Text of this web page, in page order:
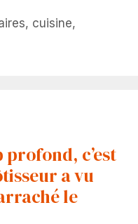
, cuisine,
c’est
a vu
le